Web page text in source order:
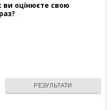
ви оцінюєте свою
РЕЗУЛЬТАТИ